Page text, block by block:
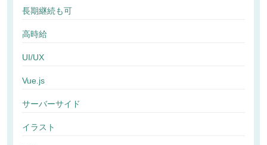
長期継続も可
高時給
UI/UX
Vue.js
サーバーサイド
イラスト